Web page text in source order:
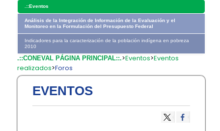
.::Eventos
Análisis de la Integración de Información de la Evaluación y el
Monitoreo en la Formulación del Presupuesto Federal
Indicadores para la caracterización de la población indígena en pobreza
2010
.::CONEVAL PÁGINA PRINCIPAL::.>Eventos>Eventos
realizados>Foros
EVENTOS